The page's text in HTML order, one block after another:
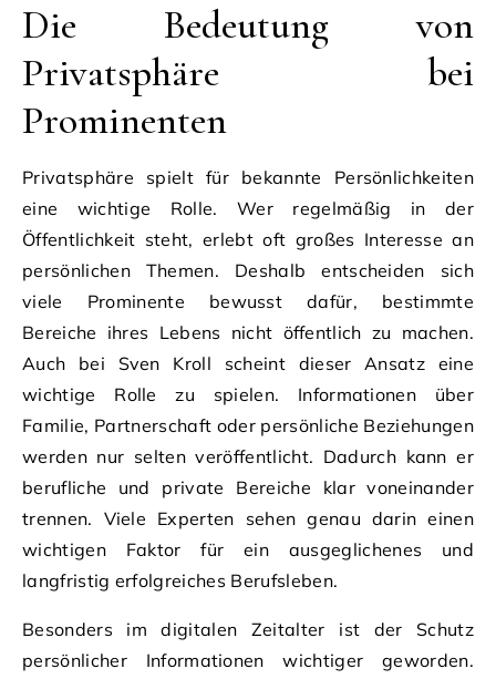
Die Bedeutung von
Privatsphäre bei
Prominenten
Privatsphäre spielt für bekannte Persönlichkeiten
eine wichtige Rolle. Wer regelmäßig in der
Öffentlichkeit steht, erlebt oft großes Interesse an
persönlichen Themen. Deshalb entscheiden sich
viele Prominente bewusst dafür, bestimmte
Bereiche ihres Lebens nicht öffentlich zu machen.
Auch bei Sven Kroll scheint dieser Ansatz eine
wichtige Rolle zu spielen. Informationen über
Familie, Partnerschaft oder persönliche Beziehungen
werden nur selten veröffentlicht. Dadurch kann er
berufliche und private Bereiche klar voneinander
trennen. Viele Experten sehen genau darin einen
wichtigen Faktor für ein ausgeglichenes und
langfristig erfolgreiches Berufsleben.
Besonders im digitalen Zeitalter ist der Schutz
persönlicher Informationen wichtiger geworden.